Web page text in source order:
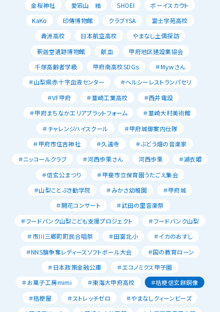
金桜神社
愛宕山 結 SHOEI
ボーイスカウト
KaKo
印傳博物館 クラブYSA
富士学苑高校
青洲高校
日本航空高校
やまなし土偶探訪
釈迦堂遺跡博物館
献血
甲府地区建設業協会
千塚高齢者学級
甲府南高校SDGｓ
＃Mｙwさん
＃山梨県赤十字血液センター
＃ヘルシーレストランパセリ
＃VF甲府
＃韮崎工業高校
＃西井電設
＃甲府まちなかエリアプラットフォーム
＃韮崎大村美術館
＃チャレンジハイスクール
＃甲府城御案内仕隊
＃甲府市住吉神社
＃久遠寺
＃ぶどう畑の音楽家
＃ニッコールクラブ
＃河西歩果さん 河西歩果
＃湖衣姫
＃信玄公まつり
＃甲斐市立保育園うたごえ集会
＃山梨ことぶき勧学院
＃みかさ幼稚園
＃甲府城
＃開花コンサート
＃武田の里音楽祭
＃フードバンク山梨こども支援プロジェクト
＃フードバンク山梨
＃市川三郷町町民合唱祭
＃田富北小
＃イカのおすし
＃NNS旗争奪レディースソフトボール大会
＃国の教育ローン
＃日本政策金融公庫
＃エコノミクス甲子園
＃お菓子工房mimi
＃東海大甲府高校
＃桔梗信玄餅銅像
＃桔梗屋
＃ストレッチゼロ
＃やまなしクィーンビーズ